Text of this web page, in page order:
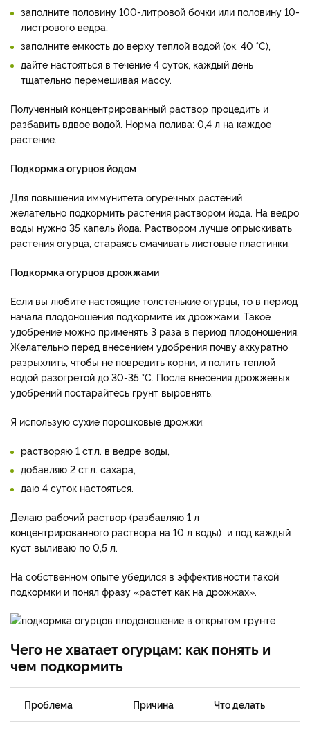
заполните половину 100-литровой бочки или половину 10-
листрового ведра,
заполните емкость до верху теплой водой (ок. 40 °C),
дайте настояться в течение 4 суток, каждый день
тщательно перемешивая массу.
Полученный концентрированный раствор процедить и
разбавить вдвое водой. Норма полива: 0,4 л на каждое
растение.
Подкормка огурцов йодом
Для повышения иммунитета огуречных растений
желательно подкормить растения раствором йода. На ведро
воды нужно 35 капель йода. Раствором лучше опрыскивать
растения огурца, стараясь смачивать листовые пластинки.
Подкормка огурцов дрожжами
Если вы любите настоящие толстенькие огурцы, то в период
начала плодоношения подкормите их дрожжами. Такое
удобрение можно применять 3 раза в период плодоношения.
Желательно перед внесением удобрения почву аккуратно
разрыхлить, чтобы не повредить корни, и полить теплой
водой разогретой до 30-35 °C. После внесения дрожжевых
удобрений постарайтесь грунт выровнять.
Я использую сухие порошковые дрожжи:
растворяю 1 ст.л. в ведре воды,
добавляю 2 ст.л. сахара,
даю 4 суток настояться.
Делаю рабочий раствор (разбавляю 1 л
концентрированного раствора на 10 л воды) и под каждый
куст выливаю по 0,5 л.
На собственном опыте убедился в эффективности такой
подкормки и понял фразу «растет как на дрожжах».
Чего не хватает огурцам: как понять и
чем подкормить
Проблема Причина Что делать